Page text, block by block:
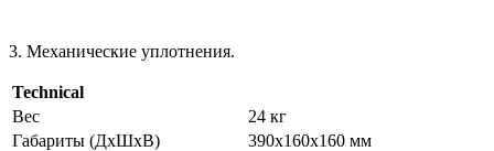
3. Механические уплотнения.
Technical
Вес
24 кг
Габариты (ДхШхВ)
390х160х160 мм